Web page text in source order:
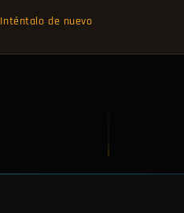
Inténtalo de nuevo